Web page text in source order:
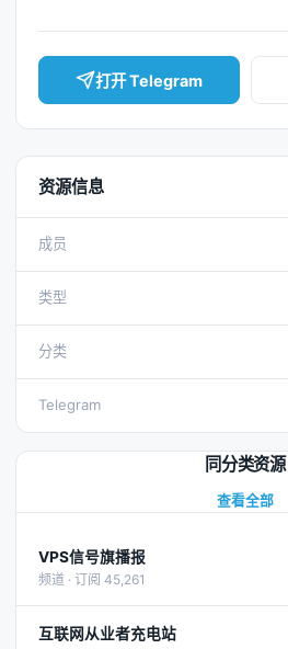
打开 Telegram
资源信息
成员
类型
分类
Telegram
同分类资源
查看全部
VPS信号旗播报
频道 · 订阅 45,261
互联网从业者充电站